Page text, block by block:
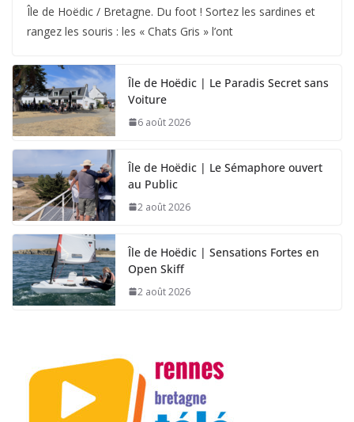
Île de Hoëdic / Bretagne. Du foot ! Sortez les sardines et
rangez les souris : les « Chats Gris » l’ont
Île de Hoëdic | Le Paradis Secret sans
Voiture
6 août 2026
Île de Hoëdic | Le Sémaphore ouvert
au Public
2 août 2026
Île de Hoëdic | Sensations Fortes en
Open Skiff
2 août 2026